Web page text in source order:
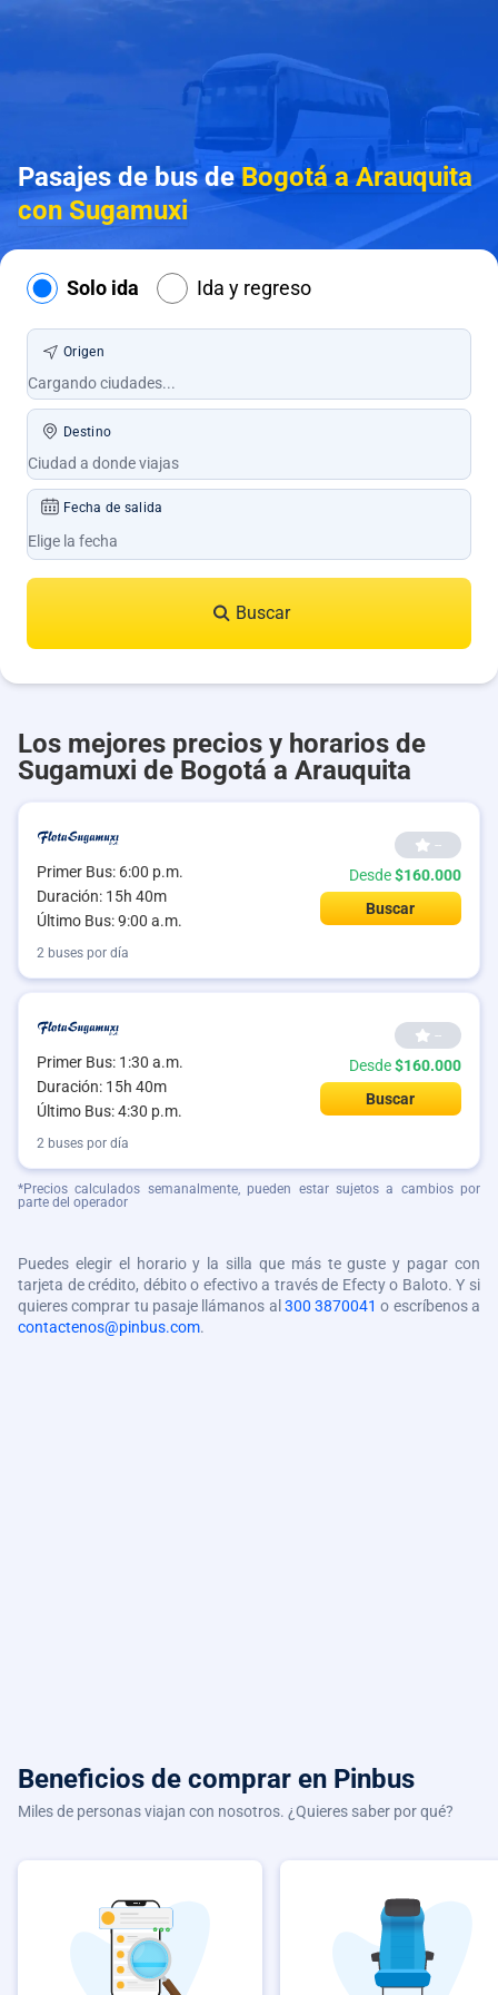
Pasajes de bus deBogotá a Arauquita
con Sugamuxi
Solo ida Ida y regreso
Origen
Destino
Fecha de salida
Buscar
Los mejores precios y horarios de
Sugamuxi de Bogotá a Arauquita
Primer Bus: 6:00 p.m.
Duración: 15h 40m
Último Bus: 9:00 a.m.
--
Desde$160.000
Buscar
2 buses por día
Primer Bus: 1:30 a.m.
Duración: 15h 40m
Último Bus: 4:30 p.m.
--
Desde$160.000
Buscar
2 buses por día
*Precios calculados semanalmente, pueden estar sujetos a cambios por
parte del operador
Puedes elegir el horario y la silla que más te guste y pagar con
tarjeta de crédito, débito o efectivo a través de Efecty o Baloto. Y si
quieres comprar tu pasaje llámanos al300 3870041 o escríbenos a
contactenos@pinbus.com.
Beneficios de comprar en Pinbus
Miles de personas viajan con nosotros. ¿Quieres saber por qué?